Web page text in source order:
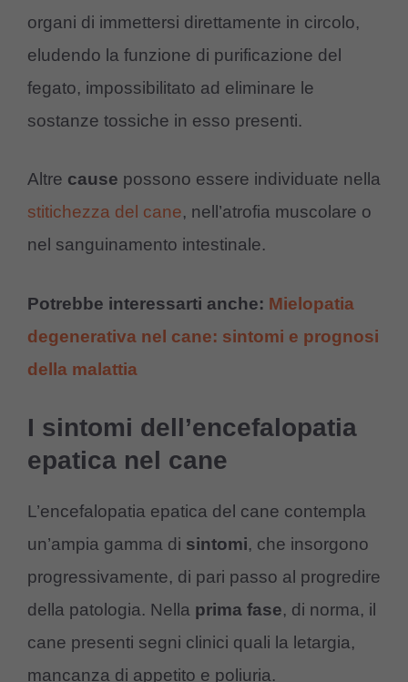
organi di immettersi direttamente in circolo,
eludendo la funzione di purificazione del
fegato, impossibilitato ad eliminare le
sostanze tossiche in esso presenti.
Altre cause possono essere individuate nella
stitichezza del cane, nell’atrofia muscolare o
nel sanguinamento intestinale.
Potrebbe interessarti anche: Mielopatia
degenerativa nel cane: sintomi e prognosi
della malattia
I sintomi dell’encefalopatia
epatica nel cane
L’encefalopatia epatica del cane contempla
un’ampia gamma di sintomi, che insorgono
progressivamente, di pari passo al progredire
della patologia. Nella prima fase, di norma, il
cane presenti segni clinici quali la letargia,
mancanza di appetito e poliuria.